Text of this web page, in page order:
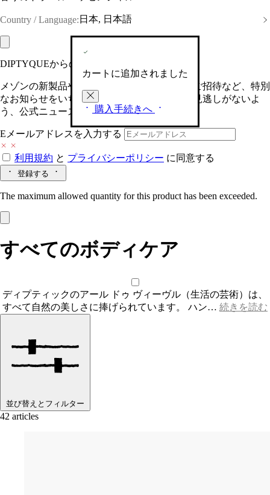
Country / Language: 日本, 日本語
カートに追加されました
購入手続きへ
DIPTYQUEからの最新情報をお届けします
メゾンの新製品や、限定イベントへの特別なご招待など、特別
なお知らせをいち早くお届けいたします。お見逃しがないよ
う、公式ニュースレターにご登録ください。
Eメールアドレスを入力する
利用規約 と プライバシーポリシー に同意する
登録する
The maximum allowed quantity for this product has been exceeded.
すべてのボディケア
ディプティックのアール ドゥ ヴィーヴル（生活の芸術）は、
すべて自然の美しさに捧げられています。 ハン… 続きを読む
並び替えとフィルター
42 articles